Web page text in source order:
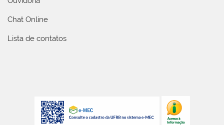
Chat Online
Lista de contatos